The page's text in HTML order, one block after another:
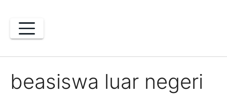
content
beasiswa luar negeri